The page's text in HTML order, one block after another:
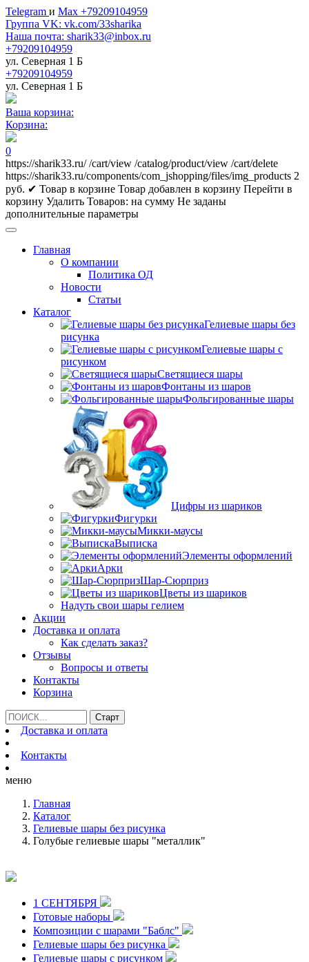
Telegram и Max +79209104959
Группа VK: vk.com/33sharika
Наша почта: sharik33@inbox.ru
+79209104959
ул. Северная 1 Б
+79209104959
ул. Северная 1 Б
Ваша корзина:
Корзина:
0
https://sharik33.ru/ /cart/view /catalog/product/view /cart/delete
https://sharik33.ru/components/com_jshopping/files/img_products 2
руб. ✔ Товар в корзине Товар добавлен в корзину Перейти в
корзину Удалить Товаров: на сумму Не заданы
дополнительные параметры
Главная
О компании
Политика ОД
Новости
Статьи
Каталог
Гелиевые шары без
рисунка
Гелиевые шары с
рисунком
Светящиеся шары
Фонтаны из шаров
Фольгированные шары
Цифры из шариков
Фигурки
Микки-маусы
Выписка
Элементы оформлений
Арки
Шар-Сюрприз
Цветы из шариков
Надуть свои шары гелием
Акции
Доставка и оплата
Как сделать заказ?
Отзывы
Вопросы и ответы
Контакты
Корзина
Доставка и оплата
Контакты
меню
Главная
Каталог
Гелиевые шары без рисунка
Голубые гелиевые шары "металлик"
1 СЕНТЯБРЯ
Готовые наборы
Композиции с шарами "Баблс"
Гелиевые шары без рисунка
Гелиевые шары с рисунком